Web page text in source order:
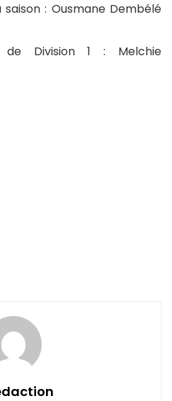
: Ousmane Dembélé
de Division 1 : Melchie